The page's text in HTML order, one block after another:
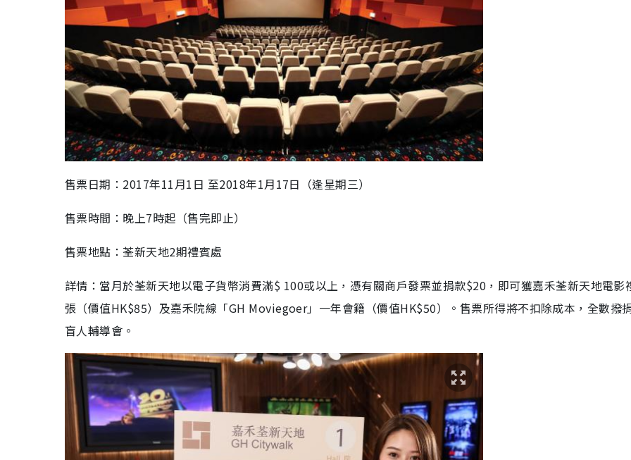
售票日期：2017年11月1日 至2018年1月17日（逢星期三）
售票時間：晚上7時起（售完即止）
售票地點：荃新天地2期禮賓處
詳情：當月於荃新天地以電子貨幣消費滿$ 100或以上，憑有關商戶發票並捐款$20，即可獲嘉禾荃新天地電影
張（價值HK$85）及嘉禾院線「GH Moviegoer」一年會籍（價值HK$50）。售票所得將不扣除成本，全數撥
盲人輔導會。